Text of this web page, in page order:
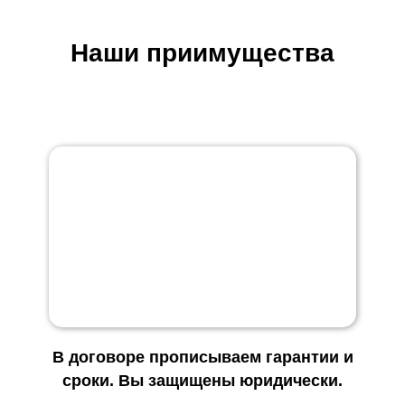
Наши приимущества
В договоре прописываем гарантии и
сроки. Вы защищены юридически.